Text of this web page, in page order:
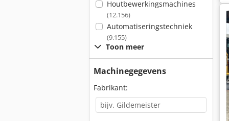
Houtbewerkingsmachines
(12.156)
Automatiseringstechniek
(9.155)
Toon meer
Machinegegevens
Fabrikant: